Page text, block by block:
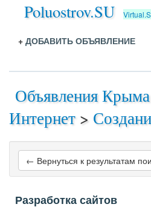
Poluostrov.SU
+ ДОБАВИТЬ ОБЪЯВЛЕНИЕ
Объявления Крыма
Интернет >
← Вернуться к результатам
Разработка сайтов